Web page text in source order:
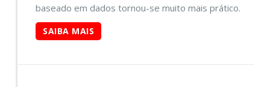
baseado em dados tornou-se muito mais prático.
SAIBA MAIS